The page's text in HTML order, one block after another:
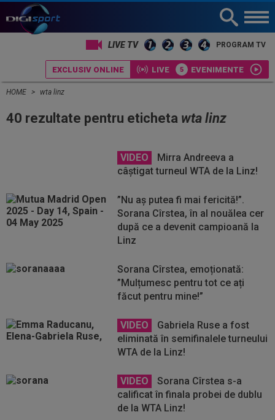
LIVE TV PROGRAM TV
EXCLUSIV ONLINE LIVE EVENIMENTE
HOME wta linz
40 rezultate pentru eticheta wta linz
VIDEO
Mirra Andreeva a
câștigat turneul WTA de la Linz!
”Nu aș putea fi mai fericită!”.
Sorana Cîrstea, în al nouălea cer
după ce a devenit campioană la
Linz
Sorana Cîrstea, emoționată:
”Mulțumesc pentru tot ce ați
făcut pentru mine!”
VIDEO
Gabriela Ruse a fost
eliminată în semifinalele turneului
WTA de la Linz!
VIDEO
Sorana Cîrstea s-a
calificat în finala probei de dublu
de la WTA Linz!